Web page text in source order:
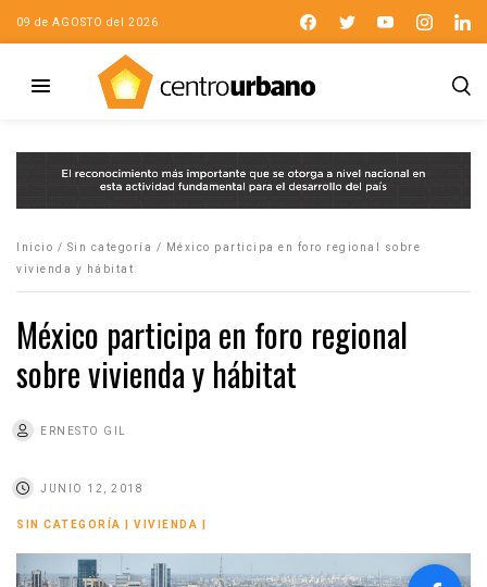
09 de AGOSTO del 2026
Inicio / Sin categoría /
México participa en foro regional sobre
vivienda y hábitat
México participa en foro regional
sobre vivienda y hábitat
ERNESTO GIL
JUNIO 12, 2018
SIN CATEGORÍA VIVIENDA